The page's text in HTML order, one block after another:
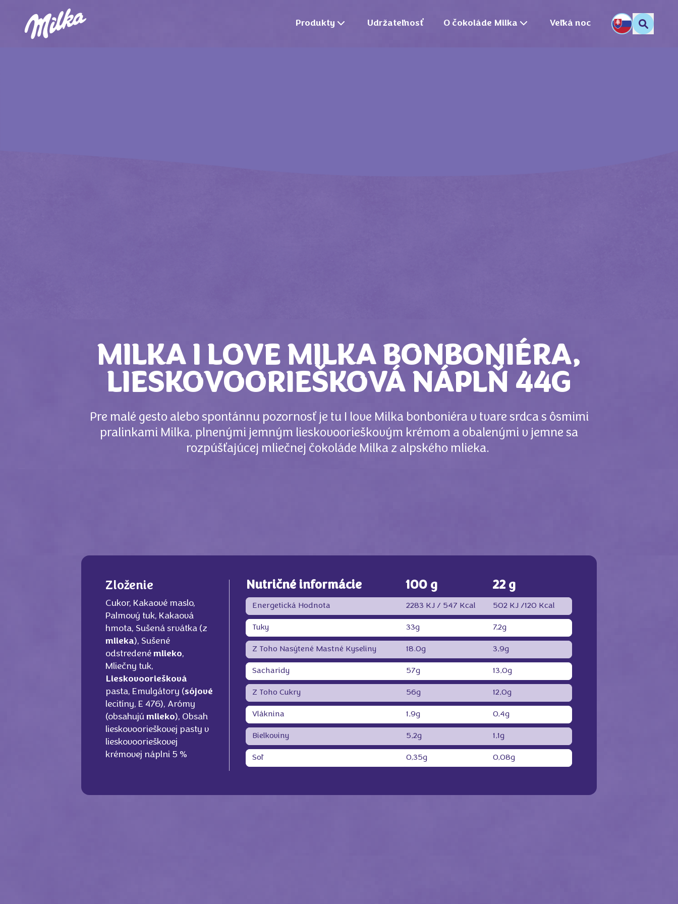
Produkty Udržateľnosť O čokoláde Milka Veľká noc
MILKA I LOVE MILKA BONBONIÉRA,
LIESKOVOORIEŠKOVÁ NÁPLŇ 44G
Pre malé gesto alebo spontánnu pozornosť je tu I love Milka bonboniéra v tvare srdca s ôsmimi
pralinkami Milka, plnenými jemným lieskovoorieškovým krémom a obalenými v jemne sa
rozpúšťajúcej mliečnej čokoláde Milka z alpského mlieka.
Zloženie
Cukor, Kakaové maslo,
Palmový tuk, Kakaová
hmota, Sušená srvátka (z
mlieka), Sušené
odstredené mlieko,
Mliečny tuk,
Lieskovooriešková
pasta, Emulgátory (sójové
lecitíny, E 476), Arómy
(obsahujú mlieko), Obsah
lieskovoorieškovej pasty v
lieskovoorieškovej
krémovej náplni 5 %
Nutričné informácie 100 g 22 g
Energetická Hodnota 2283 KJ / 547 Kcal 502 KJ /120 Kcal
Tuky 33g 7,2g
Z Toho Nasýtené Mastné Kyseliny 18.0g 3,9g
Sacharidy 57g 13,0g
Z Toho Cukry 56g 12,0g
Vláknina 1,9g 0,4g
Bielkoviny 5,2g 1,1g
Soľ 0,35g 0,08g